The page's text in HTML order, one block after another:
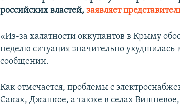
российских властей,заявляет
«Из-за халатности оккупантов в Крыму
неделю ситуация значительно ухудшилась
сообщении.
Как отмечается, проблемы с
Саках, Джанкое, а также в селах